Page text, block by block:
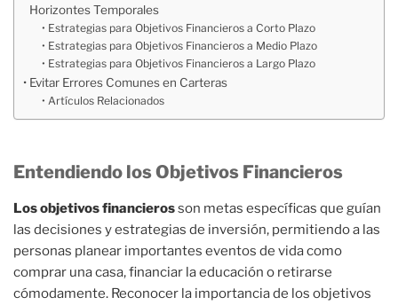
Horizontes Temporales
Estrategias para Objetivos Financieros a Corto Plazo
Estrategias para Objetivos Financieros a Medio Plazo
Estrategias para Objetivos Financieros a Largo Plazo
Evitar Errores Comunes en Carteras
Artículos Relacionados
Entendiendo los Objetivos Financieros
Los objetivos financierosson metas específicas que guían
las decisiones y estrategias de inversión, permitiendo a las
personas planear importantes eventos de vida como
comprar una casa, financiar la educación o retirarse
cómodamente. Reconocer la importancia de los objetivos